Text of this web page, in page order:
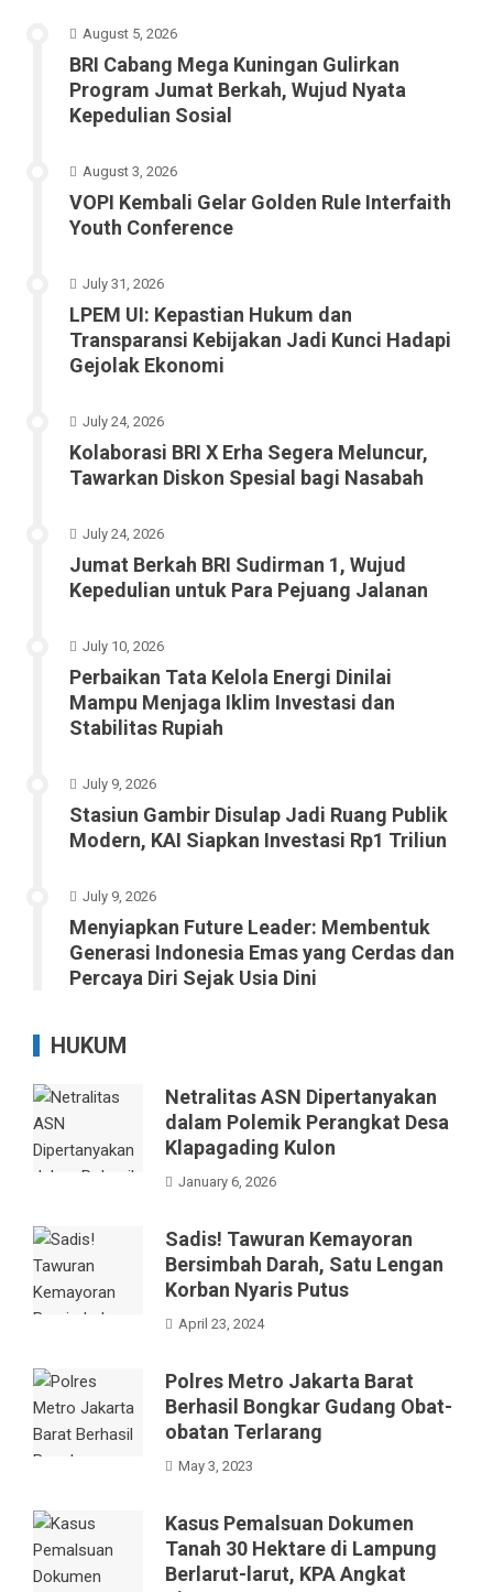
August 5, 2026
BRI Cabang Mega Kuningan Gulirkan
Program Jumat Berkah, Wujud Nyata
Kepedulian Sosial
August 3, 2026
VOPI Kembali Gelar Golden Rule Interfaith
Youth Conference
July 31, 2026
LPEM UI: Kepastian Hukum dan
Transparansi Kebijakan Jadi Kunci Hadapi
Gejolak Ekonomi
July 24, 2026
Kolaborasi BRI X Erha Segera Meluncur,
Tawarkan Diskon Spesial bagi Nasabah
July 24, 2026
Jumat Berkah BRI Sudirman 1, Wujud
Kepedulian untuk Para Pejuang Jalanan
July 10, 2026
Perbaikan Tata Kelola Energi Dinilai
Mampu Menjaga Iklim Investasi dan
Stabilitas Rupiah
July 9, 2026
Stasiun Gambir Disulap Jadi Ruang Publik
Modern, KAI Siapkan Investasi Rp1 Triliun
July 9, 2026
Menyiapkan Future Leader: Membentuk
Generasi Indonesia Emas yang Cerdas dan
Percaya Diri Sejak Usia Dini
HUKUM
Netralitas ASN Dipertanyakan
dalam Polemik Perangkat Desa
Klapagading Kulon
January 6, 2026
Sadis! Tawuran Kemayoran
Bersimbah Darah, Satu Lengan
Korban Nyaris Putus
April 23, 2024
Polres Metro Jakarta Barat
Berhasil Bongkar Gudang Obat-
obatan Terlarang
May 3, 2023
Kasus Pemalsuan Dokumen
Tanah 30 Hektare di Lampung
Berlarut-larut, KPA Angkat